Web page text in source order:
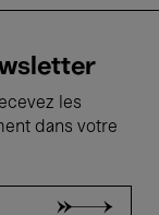
les
dans votre